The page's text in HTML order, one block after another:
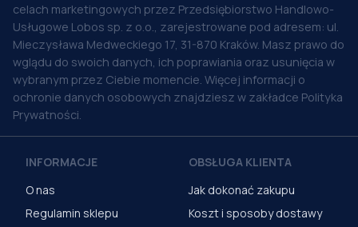
celach marketingowych przez Przedsiębiorstwo Handlowo-
Usługowe Lobos sp. z o.o., zarejestrowane pod adresem: ul.
Mieczysława Medweckiego 17, 31-870 Kraków. Masz prawo do
wglądu do swoich danych, ich poprawiania oraz usunięcia w
wybranym przez Ciebie momencie. Więcej informacji o
ochronie danych osobowych znajdziesz w zakładce Polityka
Prywatności.
INFORMACJE
O nas
Regulamin sklepu
OBSŁUGA KLIENTA
Jak dokonać zakupu
Koszt i sposoby dostawy